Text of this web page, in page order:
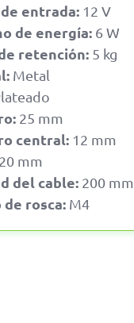
entrada: 12 V
de energía: 6 W
retención: 5 kg
Metal
25 mm
central: 12 mm
20 mm
del cable: 200 mm
de rosca: M4